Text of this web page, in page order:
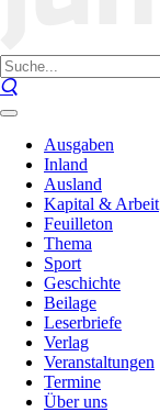
Ausgaben
Inland
Ausland
Kapital & Arbeit
Feuilleton
Thema
Sport
Geschichte
Beilage
Leserbriefe
Verlag
Veranstaltungen
Termine
Über uns